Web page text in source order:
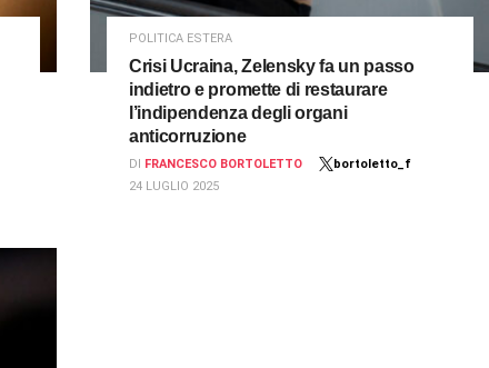
POLITICA ESTERA
Crisi Ucraina, Zelensky fa un passo
indietro e promette di restaurare
l’indipendenza degli organi
anticorruzione
DI FRANCESCO BORTOLETTO
bortoletto_f
24 LUGLIO 2025